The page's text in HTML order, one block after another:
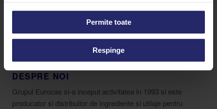
Permite toate
Respinge
Strada Buziașului 36J, Lugoj 305500
0256 350 267
0374 770 065
DESPRE NOI
Grupul Eurocas si-a inceput activitatea in 1993 si este
producator si distribuitor de ingrediente si utilaje pentru